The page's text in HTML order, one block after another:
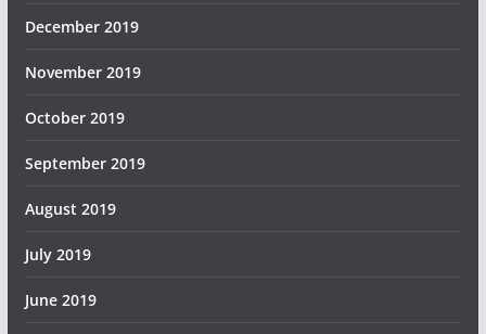
December 2019
November 2019
October 2019
September 2019
August 2019
July 2019
June 2019